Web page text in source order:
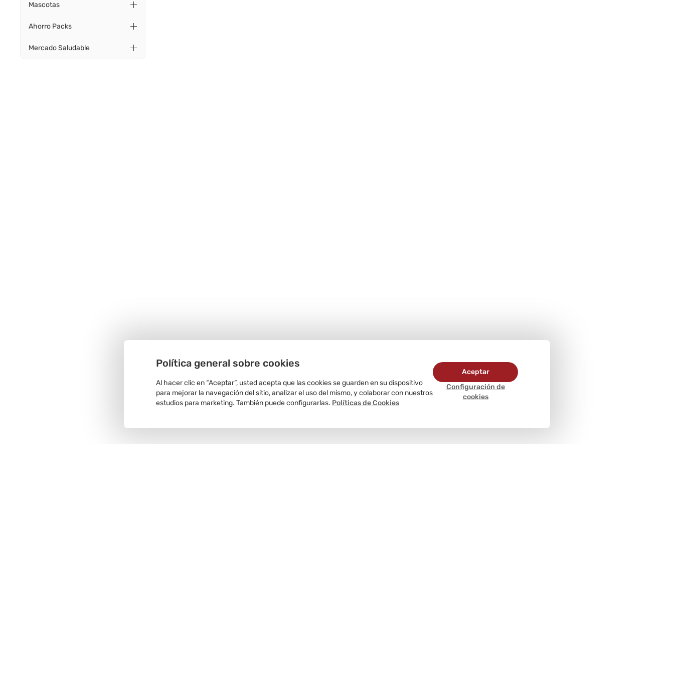
Mascotas
Ahorro Packs
Mercado Saludable
Política general sobre cookies
Al hacer clic en “Aceptar”, usted acepta que las cookies se guarden en su dispositivo
para mejorar la navegación del sitio, analizar el uso del mismo, y colaborar con nuestros
estudios para marketing. También puede configurarlas. Políticas de Cookies
Configuración de
cookies
Aceptar